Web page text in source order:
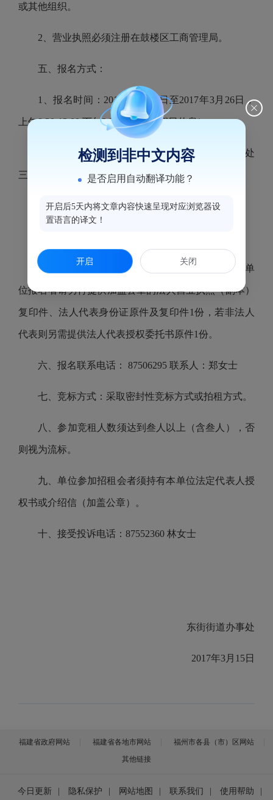
或其他组织。
2、营业执照必须注册在鼓楼区工商管理局。
五、报名方式：
1、报名时间：2017年3月16日至2017年3月26日，
上午8:30-12:00,下午2:30-6:00（节假日休息）。
2、报名地点：鼓楼区津泰路96号东街街道办事处
三楼经济办
3、竞标时间：待定
5、报名材料：报名人身份证原件及复印件1份；单
位报名者请另行提供加盖公章的法人营业执照（副本）
复印件、法人代表身份证原件及复印件1份，若非法人
代表则另需提供法人代表授权委托书原件1份。
六、报名联系电话： 87506295 联系人：郑女士
七、竞标方式：采取密封性竞标方式或拍租方式。
八、参加竞租人数须达到叁人以上（含叁人），否
则视为流标。
九、单位参加招租会者须持有本单位法定代表人授
权书或介绍信（加盖公章）。
十、接受投诉电话：87552360 林女士
东街街道办事处
2017年3月15日
福建省政府网站 福建省各地市网站
福州市各县（市）区网站
其他链接
今日更新 隐私保护 网站地图 联系我们 使用帮助
检测到非中文内容
是否启用自动翻译功能？
开启后5天内将文章内容快速呈现对应浏览器设
置语言的译文！
开启 关闭